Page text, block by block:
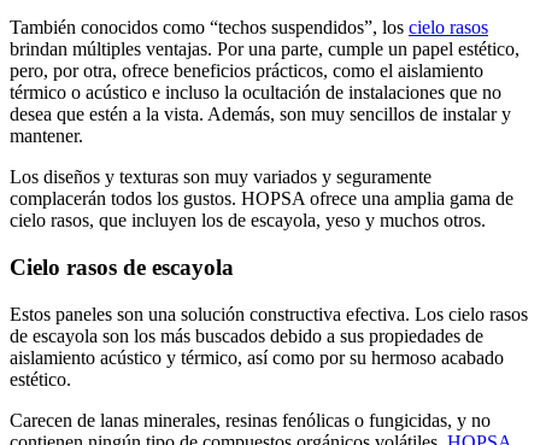
También conocidos como “techos suspendidos”, los cielo rasos
brindan múltiples ventajas. Por una parte, cumple un papel estético,
pero, por otra, ofrece beneficios prácticos, como el aislamiento
térmico o acústico e incluso la ocultación de instalaciones que no
desea que estén a la vista. Además, son muy sencillos de instalar y
mantener.
Los diseños y texturas son muy variados y seguramente
complacerán todos los gustos. HOPSA ofrece una amplia gama de
cielo rasos, que incluyen los de escayola, yeso y muchos otros.
Cielo rasos de escayola
Estos paneles son una solución constructiva efectiva. Los cielo rasos
de escayola son los más buscados debido a sus propiedades de
aislamiento acústico y térmico, así como por su hermoso acabado
estético.
Carecen de lanas minerales, resinas fenólicas o fungicidas, y no